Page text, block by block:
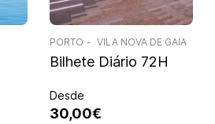
PORTO VILA NOVA DE GAIA
Bilhete Diário 72H
Desde
30,00€